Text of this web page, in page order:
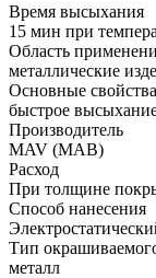
Время высыхания
15 мин при
Область
металлические
Основные свойства
быстрое
Производитель
MAV (МАВ)
Расход
При толщине
Способ нанесения
Тип
металл